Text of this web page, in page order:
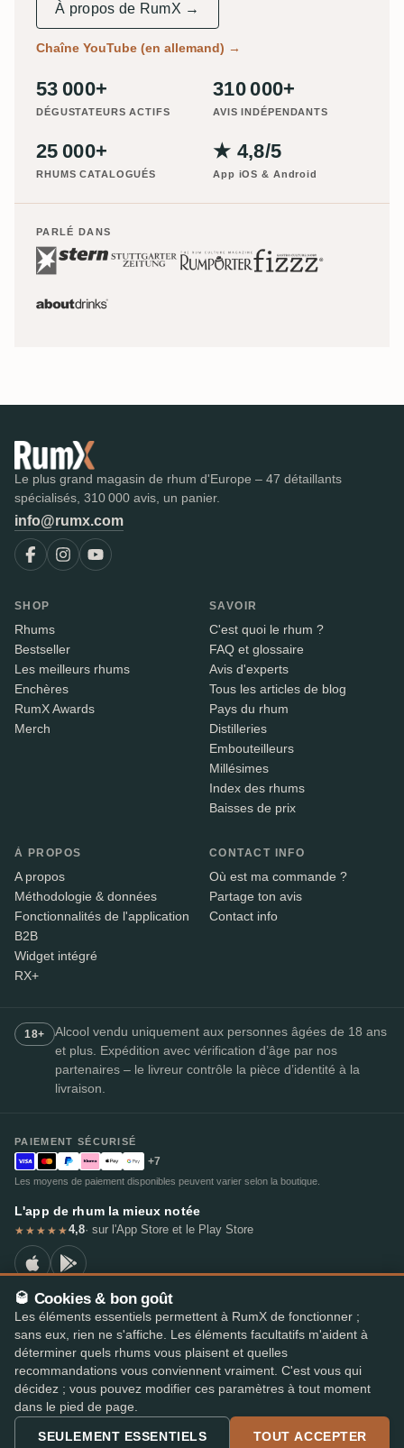
À propos de RumX →
Chaîne YouTube (en allemand) →
53 000+
DÉGUSTATEURS ACTIFS
310 000+
AVIS INDÉPENDANTS
25 000+
RHUMS CATALOGUÉS
★ 4,8/5
App iOS & Android
PARLÉ DANS
Le plus grand magasin de rhum d'Europe – 47 détaillants
spécialisés, 310 000 avis, un panier.
info@rumx.com
SHOP
Rhums
Bestseller
Les meilleurs rhums
Enchères
RumX Awards
Merch
SAVOIR
C'est quoi le rhum ?
FAQ et glossaire
Avis d'experts
Tous les articles de blog
Pays du rhum
Distilleries
Embouteilleurs
Millésimes
Index des rhums
Baisses de prix
À PROPOS
A propos
Méthodologie & données
Fonctionnalités de l'application
B2B
Widget intégré
RX+
CONTACT INFO
Où est ma commande ?
Partage ton avis
Contact info
18+
Alcool vendu uniquement aux personnes âgées de 18 ans
et plus. Expédition avec vérification d’âge par nos
partenaires – le livreur contrôle la pièce d’identité à la
livraison.
PAIEMENT SÉCURISÉ
+7
Les moyens de paiement disponibles peuvent varier selon la boutique.
L'app de rhum la mieux notée
★★★★★4,8· sur l'App Store et le Play Store
RumX® est une marque de l'Union européenne enregistrée (EUTM n° 018407164).
Mentions légales Politique de confidentialité
Préférences en matière de cookiesConditions générales
🥃 Cookies & bon goût
Les éléments essentiels permettent à RumX de fonctionner ;
sans eux, rien ne s'affiche. Les éléments facultatifs m'aident à
déterminer quels rhums vous plaisent et quelles
recommandations vous conviennent vraiment. C'est vous qui
décidez ; vous pouvez modifier ces paramètres à tout moment
dans le pied de page.
SEULEMENT ESSENTIELS TOUT ACCEPTER